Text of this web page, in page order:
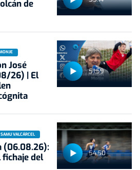
de
51:59
José
26) | El
54:50
VALCÁRCEL
(06.08.26):
fichaje del